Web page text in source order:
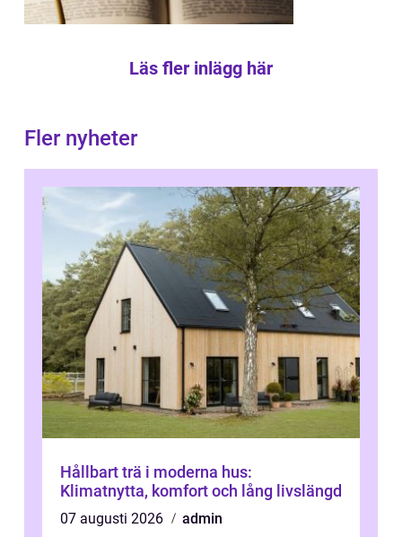
Läs fler inlägg här
Fler nyheter
Hållbart trä i moderna hus:
Klimatnytta, komfort och lång livslängd
07 augusti 2026
admin